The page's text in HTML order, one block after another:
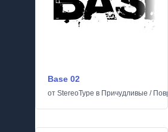
Base 02
от StereoType в Причудливые /